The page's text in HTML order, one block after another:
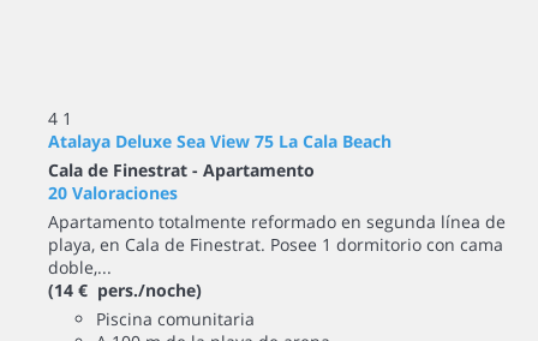
4 1
Atalaya Deluxe Sea View 75 La Cala Beach
Cala de Finestrat - Apartamento
20 Valoraciones
Apartamento totalmente reformado en segunda línea de
playa, en Cala de Finestrat. Posee 1 dormitorio con cama
doble,...
(14 € pers./noche)
Piscina comunitaria